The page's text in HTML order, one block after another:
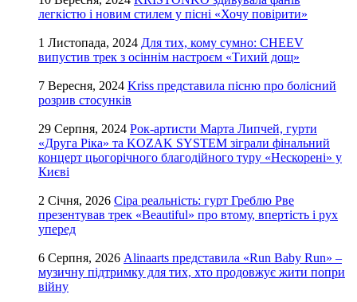
легкістю і новим стилем у пісні «Хочу повірити»
1 Листопада, 2024 Для тих, кому сумно: CHEEV
випустив трек з осіннім настроєм «Тихий дощ»
7 Вересня, 2024 Kriss представила пісню про болісний
розрив стосунків
29 Серпня, 2024 Рок-артисти Марта Липчей, гурти
«Друга Ріка» та KOZAK SYSTEM зіграли фінальний
концерт цьогорічного благодійного туру «Нескорені» у
Києві
2 Січня, 2026 Сіра реальність: гурт Греблю Рве
презентував трек «Beautiful» про втому, впертість і рух
уперед
6 Серпня, 2026 Alinaarts представила «Run Baby Run» –
музичну підтримку для тих, хто продовжує жити попри
війну